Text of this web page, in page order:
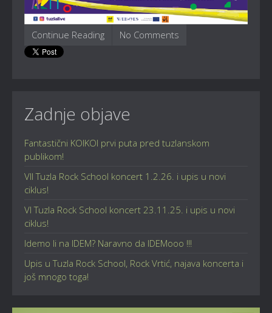
Continue Reading No Comments
Zadnje objave
Fantastični KOIKOI prvi puta pred tuzlanskom
publikom!
VII Tuzla Rock School koncert 1.2.26. i upis u novi
ciklus!
VI Tuzla Rock School koncert 23.11.25. i upis u novi
ciklus!
Idemo li na IDEM? Naravno da IDEMooo !!!
Upis u Tuzla Rock School, Rock Vrtić, najava koncerta i
još mnogo toga!